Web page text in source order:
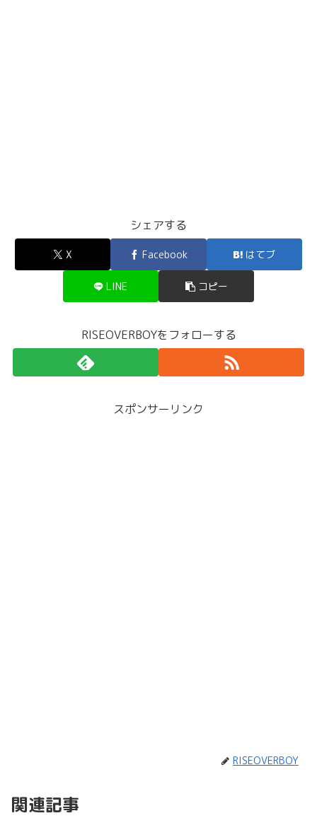
シェアする
X Facebook はてブ
LINE コピー
RISEOVERBOYをフォローする
スポンサーリンク
RISEOVERBOY
関連記事